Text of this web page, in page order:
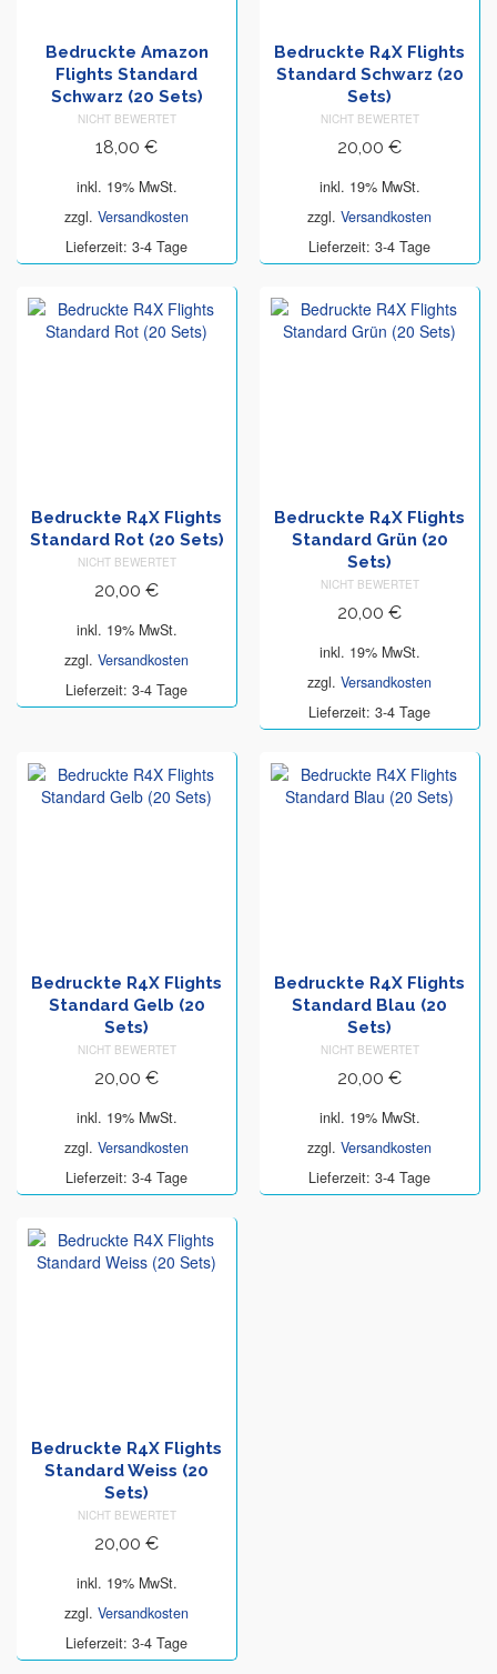
Bedruckte Amazon
Flights Standard
Schwarz (20 Sets)
NICHT BEWERTET
18,00 €
inkl. 19% MwSt.
zzgl. Versandkosten
Lieferzeit: 3-4 Tage
Bedruckte R4X Flights
Standard Schwarz (20
Sets)
NICHT BEWERTET
20,00 €
inkl. 19% MwSt.
zzgl. Versandkosten
Lieferzeit: 3-4 Tage
Bedruckte R4X Flights
Standard Rot (20 Sets)
NICHT BEWERTET
20,00 €
inkl. 19% MwSt.
zzgl. Versandkosten
Lieferzeit: 3-4 Tage
Bedruckte R4X Flights
Standard Grün (20
Sets)
NICHT BEWERTET
20,00 €
inkl. 19% MwSt.
zzgl. Versandkosten
Lieferzeit: 3-4 Tage
Bedruckte R4X Flights
Standard Gelb (20
Sets)
NICHT BEWERTET
20,00 €
inkl. 19% MwSt.
zzgl. Versandkosten
Lieferzeit: 3-4 Tage
Bedruckte R4X Flights
Standard Blau (20
Sets)
NICHT BEWERTET
20,00 €
inkl. 19% MwSt.
zzgl. Versandkosten
Lieferzeit: 3-4 Tage
Bedruckte R4X Flights
Standard Weiss (20
Sets)
NICHT BEWERTET
20,00 €
inkl. 19% MwSt.
zzgl. Versandkosten
Lieferzeit: 3-4 Tage